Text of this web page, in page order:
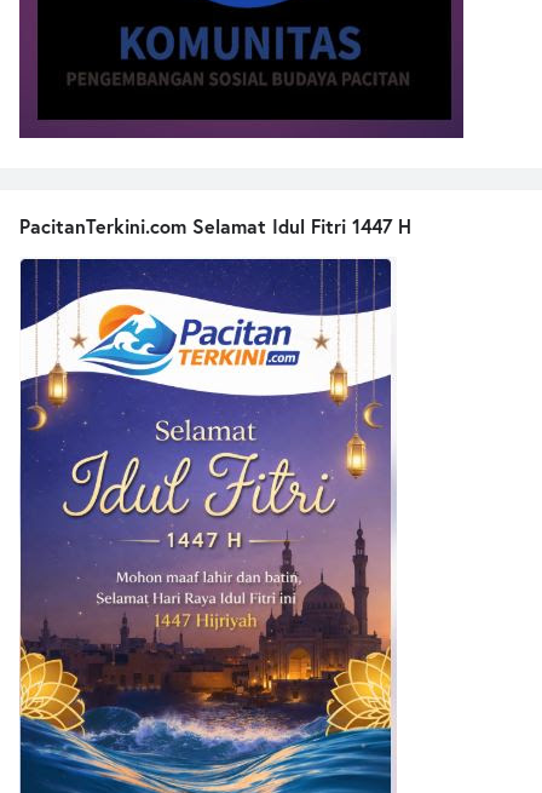
PacitanTerkini.com Selamat Idul Fitri 1447 H